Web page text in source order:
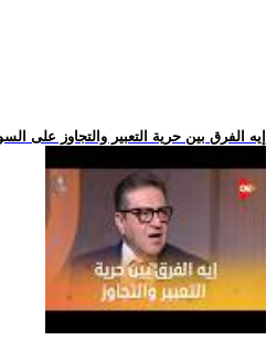
.. إيه الفرق بين حرية التعبير والتجاوز على